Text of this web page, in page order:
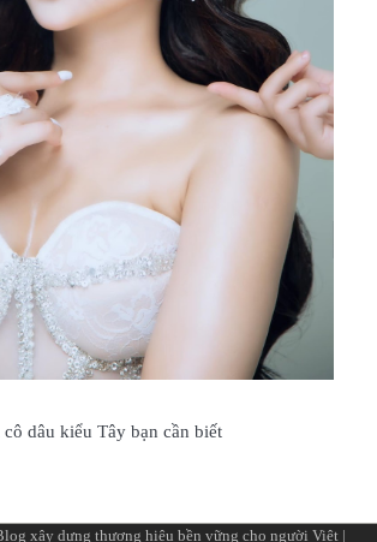
dâu kiểu Tây bạn cần biết
xây dựng thương hiệu bền vững cho người Việt |